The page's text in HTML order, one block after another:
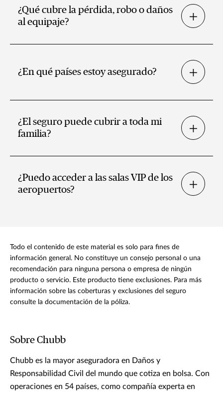
¿Qué cubre la pérdida, robo o daños
al equipaje?
¿En qué países estoy asegurado?
¿El seguro puede cubrir a toda mi
familia?
¿Puedo acceder a las salas VIP de los
aeropuertos?
Todo el contenido de este material es solo para fines de
información general. No constituye un consejo personal o una
recomendación para ninguna persona o empresa de ningún
producto o servicio. Este producto tiene exclusiones. Para más
información sobre las coberturas y exclusiones del seguro
consulte la documentación de la póliza.
Sobre Chubb
Chubb es la mayor aseguradora en Daños y
Responsabilidad Civil del mundo que cotiza en bolsa. Con
operaciones en 54 países, como compañía experta en